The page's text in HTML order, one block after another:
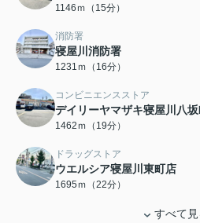
1146ｍ（15分）
消防署
寝屋川消防署
1231ｍ（16分）
コンビニエンスストア
デイリーヤマザキ寝屋川八
1462ｍ（19分）
ドラッグストア
ウエルシア寝屋川東町店
1695ｍ（22分）
すべて見